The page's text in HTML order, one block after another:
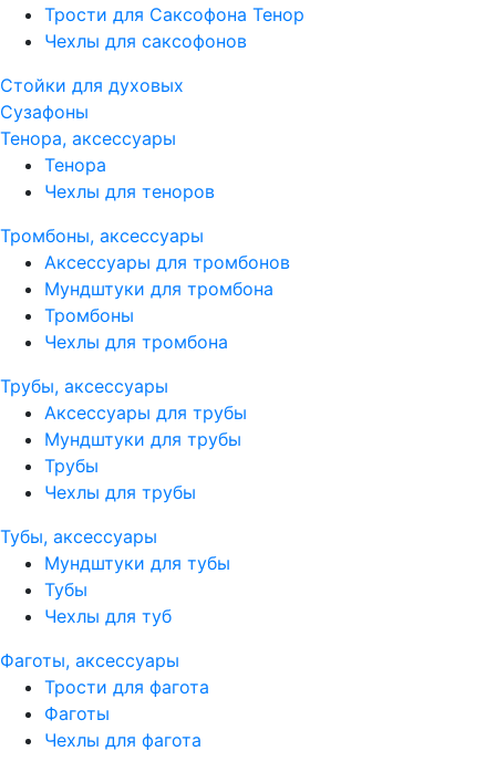
Трости для Саксофона Тенор
Чехлы для саксофонов
Стойки для духовых
Сузафоны
Тенора, аксессуары
Тенора
Чехлы для теноров
Тромбоны, аксессуары
Аксессуары для тромбонов
Мундштуки для тромбона
Тромбоны
Чехлы для тромбона
Трубы, аксессуары
Аксессуары для трубы
Мундштуки для трубы
Трубы
Чехлы для трубы
Тубы, аксессуары
Мундштуки для тубы
Тубы
Чехлы для туб
Фаготы, аксессуары
Трости для фагота
Фаготы
Чехлы для фагота